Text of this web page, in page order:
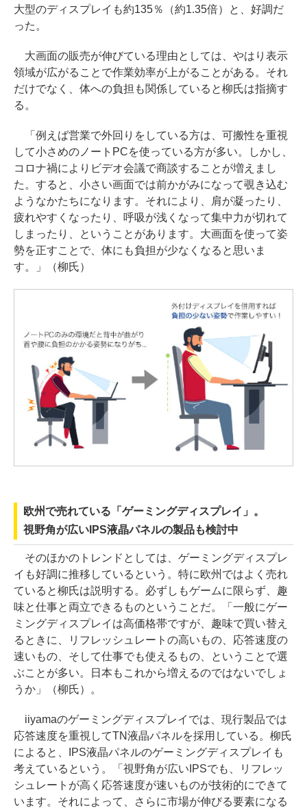
大型のディスプレイも約135％（約1.35倍）と、好調だ
った。
大画面の販売が伸びている理由としては、やはり表示
領域が広がることで作業効率が上がることがある。それ
だけでなく、体への負担も関係していると柳氏は指摘す
る。
「例えば営業で外回りをしている方は、可搬性を重視
して小さめのノートPCを使っている方が多い。しかし、
コロナ禍によりビデオ会議で商談することが増えまし
た。すると、小さい画面では前かがみになって覗き込む
ようなかたちになります。それにより、肩が凝ったり、
疲れやすくなったり、呼吸が浅くなって集中力が切れて
しまったり、ということがあります。大画面を使って姿
勢を正すことで、体にも負担が少なくなると思いま
す。」（柳氏）
欧州で売れている「ゲーミングディスプレイ」。
視野角が広いIPS液晶パネルの製品も検討中
そのほかのトレンドとしては、ゲーミングディスプレ
イも好調に推移しているという。特に欧州ではよく売れ
ていると柳氏は説明する。必ずしもゲームに限らず、趣
味と仕事と両立できるものということだ。「一般にゲー
ミングディスプレイは高価格帯ですが、趣味で買い替え
るときに、リフレッシュレートの高いもの、応答速度の
速いもの、そして仕事でも使えるもの、ということで選
ぶことが多い。日本もこれから増えるのではないでしょ
うか」（柳氏）。
iiyamaのゲーミングディスプレイでは、現行製品では
応答速度を重視してTN液晶パネルを採用している。柳氏
によると、IPS液晶パネルのゲーミングディスプレイも
考えているという。「視野角が広いIPSでも、リフレッ
シュレートが高く応答速度が速いものが技術的にできて
います。それによって、さらに市場が伸びる要素になる